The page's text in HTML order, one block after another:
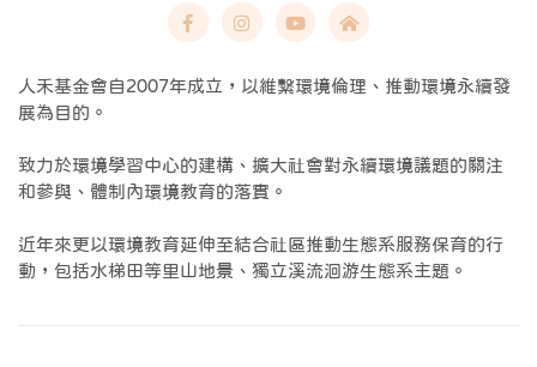
人禾基金會自2007年成立，以維繫環境倫理、推動環境永續發
展為目的。
致力於環境學習中心的建構、擴大社會對永續環境議題的關注
和參與、體制內環境教育的落實。
近年來更以環境教育延伸至結合社區推動生態系服務保育的行
動，包括水梯田等里山地景、獨立溪流洄游生態系主題。